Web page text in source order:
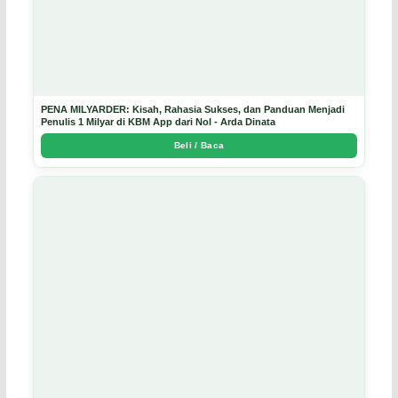
PENA MILYARDER: Kisah, Rahasia Sukses, dan Panduan Menjadi
Penulis 1 Milyar di KBM App dari Nol - Arda Dinata
Beli / Baca